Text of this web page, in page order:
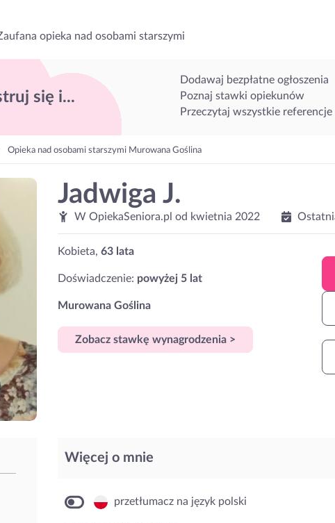
opieka nad osobami starszymi
się i...
Dodawaj bezpłatne ogłoszenia
Poznaj stawki opiekunów
Przeczytaj wszystkie referencje
Opieka nad osobami starszymi Murowana Goślina
Jadwiga J.
W OpiekaSeniora.pl od kwietnia 2022
Kobieta, 63 lata
Doświadczenie: powyżej 5 lat
Murowana Goślina
Zobacz stawkę wynagrodzenia >
Więcej o mnie
przetłumacz na język polski